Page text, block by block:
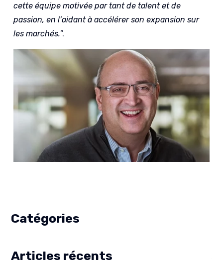
Catégories
Articles récents
cette équipe motivée par tant de talent et de
passion, en l’aidant à accélérer son expansion sur
les marchés.”.